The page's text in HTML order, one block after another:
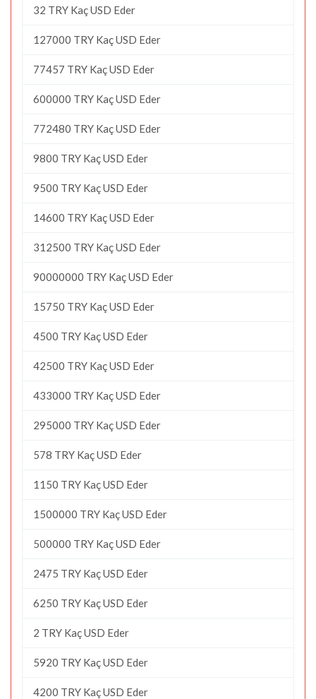
32 TRY Kaç USD Eder
127000 TRY Kaç USD Eder
77457 TRY Kaç USD Eder
600000 TRY Kaç USD Eder
772480 TRY Kaç USD Eder
9800 TRY Kaç USD Eder
9500 TRY Kaç USD Eder
14600 TRY Kaç USD Eder
312500 TRY Kaç USD Eder
90000000 TRY Kaç USD Eder
15750 TRY Kaç USD Eder
4500 TRY Kaç USD Eder
42500 TRY Kaç USD Eder
433000 TRY Kaç USD Eder
295000 TRY Kaç USD Eder
578 TRY Kaç USD Eder
1150 TRY Kaç USD Eder
1500000 TRY Kaç USD Eder
500000 TRY Kaç USD Eder
2475 TRY Kaç USD Eder
6250 TRY Kaç USD Eder
2 TRY Kaç USD Eder
5920 TRY Kaç USD Eder
4200 TRY Kaç USD Eder